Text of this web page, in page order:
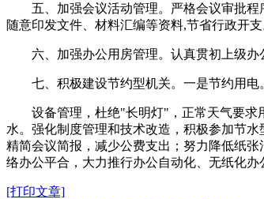
五、加强会议活动管理。严格会议审批
随意印发文件、材料汇编等资料,节省行政开支
六、加强办公用房管理。认真贯初上级
七、积极建设节约型机关。一是节约用电
设备管理，杜绝"长明灯"，正常天气要求
水。强化制度管理和技术改造，积极参加节
精简会议简报，减少公费支出；努力降低纸
络办公平合，大力推行办公自动化、无纸化
[打印文章]